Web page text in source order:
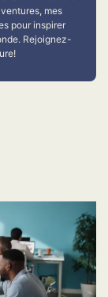
mes
pour inspirer
Rejoignez-